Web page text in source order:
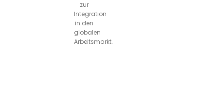
zur
Integration
in den
globalen
Arbeitsmarkt.